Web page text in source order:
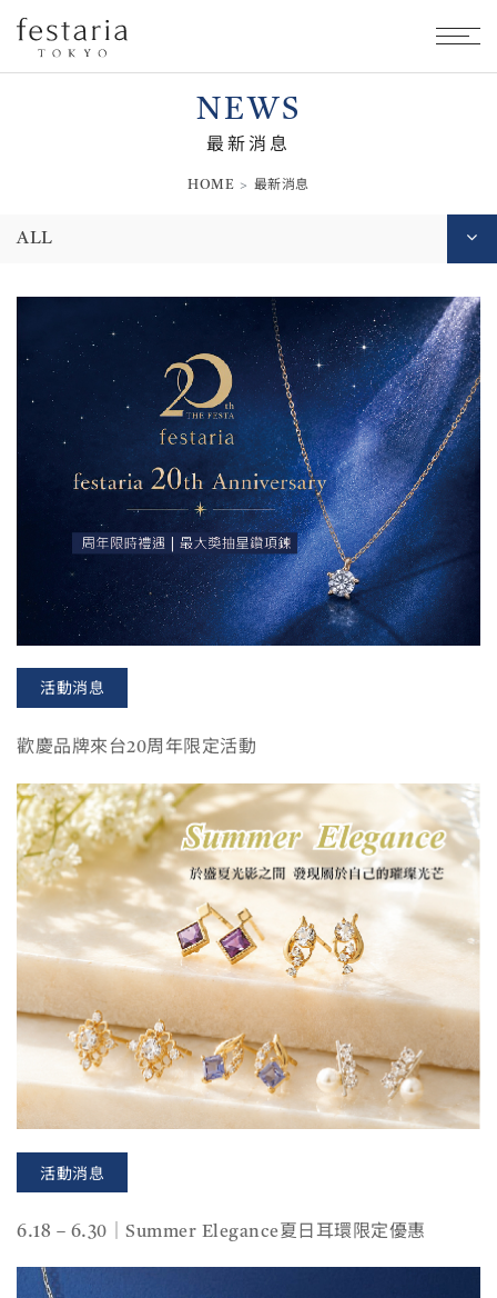
NEWS
最新消息
HOME 最新消息
ALL
活動消息
歡慶品牌來台20周年限定活動
活動消息
6.18 – 6.30｜Summer Elegance夏日耳環限定優惠